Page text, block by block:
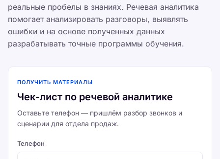
реальные пробелы в знаниях. Речевая аналитика
помогает анализировать разговоры, выявлять
ошибки и на основе полученных данных
разрабатывать точные программы обучения.
ПОЛУЧИТЬ МАТЕРИАЛЫ
Чек-лист по речевой аналитике
Оставьте телефон — пришлём разбор звонков и
сценарии для отдела продаж.
Телефон